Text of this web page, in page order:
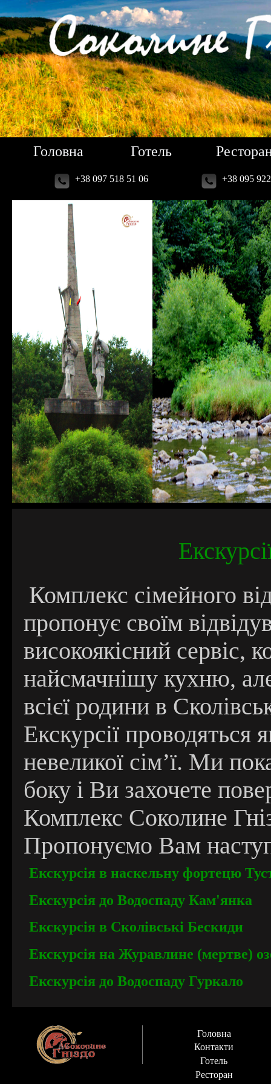
Головна Готель
+38 097 518 51 06 +38 095
Комплекс сімейного
пропонує своїм
високоякісний сервіс,
найсмачнішу кухню,
всієї родини в
Екскурсії проводяться
невеликої сім’ї. Ми
боку і Ви захочете
Комплекс Соколине
Пропонуємо Вам
Екскурсія в наскельну фортецю
Екскурсія до Водоспаду Кам'янка
Екскурсія в Сколівські Бескиди
Екскурсія на Журавлине (мертве)
Екскурсія до Водоспаду Гуркало
Головна
Контакти
Готель
Ресторан